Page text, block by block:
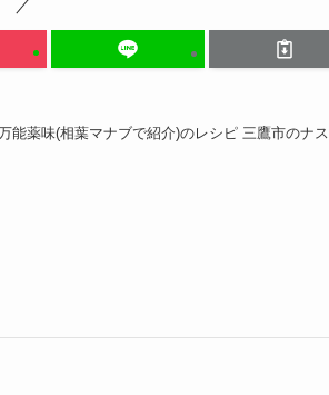
能薬味(相葉マナブで紹介)のレシピ 三鷹市のナス